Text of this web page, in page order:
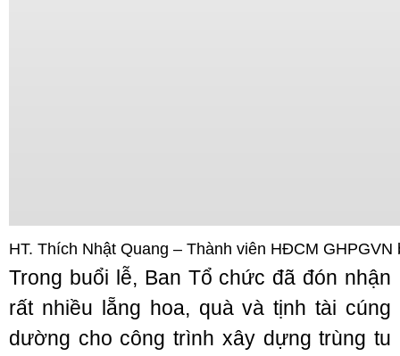
HT. Thích Nhật Quang – Thành viên HĐCM GHPGVN
Trong buổi lễ, Ban Tổ chức đã đón nhận
rất nhiều lẵng hoa, quà và tịnh tài cúng
dường cho công trình xây dựng trùng tu